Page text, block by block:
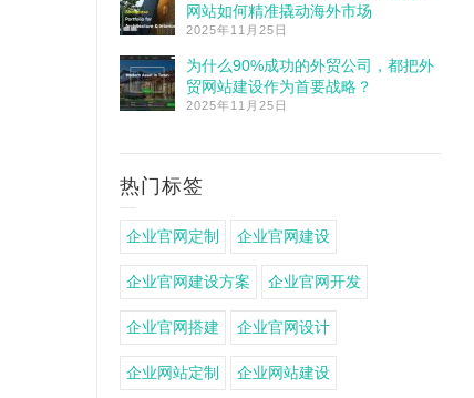
网站如何精准撬动海外市场
2025年11月25日
为什么90%成功的外贸公司，都把外
贸网站建设作为首要战略？
2025年11月25日
热门标签
企业官网定制 企业官网建设
企业官网建设方案 企业官网开发
企业官网搭建 企业官网设计
企业网站定制 企业网站建设